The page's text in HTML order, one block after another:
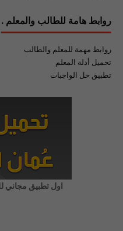
روابط هامة للطالب والمعلم .
روابط مهمة للمعلم والطالب
تحميل أدلة المعلم
تطبيق حل الواجبات
اول تطبيق مجاني